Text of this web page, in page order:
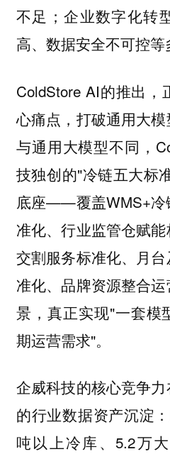
不足；企业数字化转
高、数据安全不可控等
ColdStore AI的推出
心痛点，打破通用大模
与通用大模型不同，
技独创的"冷链五大标
底座——覆盖WMS+冷
准化、行业监管仓赋
交割服务标准化、月
准化、品牌资源整合
景，真正实现"一套模
期运营需求"。
企威科技的核心竞争
的行业数据资产沉淀
吨以上冷库、5.2万